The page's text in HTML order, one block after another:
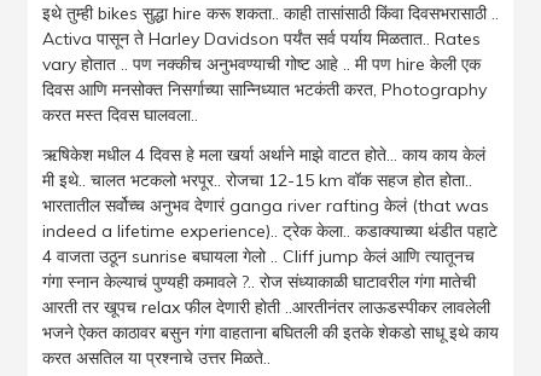
इथे तुम्ही bikes सुद्धा hire करू शकता.. काही तासांसाठी किंवा दिवसभरासाठी ..
Activa पासून ते Harley Davidson पर्यंत सर्व पर्याय मिळतात.. Rates
vary होतात .. पण नक्कीच अनुभवण्याची गोष्ट आहे .. मी पण hire केली एक
दिवस आणि मनसोक्त निसर्गाच्या सान्निध्यात भटकंती करत, Photography
करत मस्त दिवस घालवला..
ऋषिकेश मधील 4 दिवस हे मला खर्या अर्थाने माझे वाटत होते… काय काय केलं
मी इथे.. चालत भटकलो भरपूर.. रोजचा 12-15 km वॉक सहज होत होता..
भारतातील सर्वोच्च अनुभव देणारं ganga river rafting केलं (that was
indeed a lifetime experience).. ट्रेक केला.. कडाक्याच्या थंडीत पहाटे
4 वाजता उठून sunrise बघायला गेलो .. Cliff jump केलं आणि त्यातूनच
गंगा स्नान केल्याचं पुण्यही कमावले ?.. रोज संध्याकाळी घाटावरील गंगा मातेची
आरती तर खूपच relax फील देणारी होती ..आरतीनंतर लाऊडस्पीकर लावलेली
भजने ऐकत काठावर बसुन गंगा वाहताना बघितली की इतके शेकडो साधू इथे काय
करत असतिल या प्रश्नाचे उत्तर मिळते..